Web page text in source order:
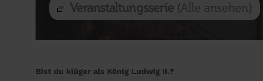
Veranstaltungsserie (Alle ansehen)
Bist du klüger als König Ludwig II.?